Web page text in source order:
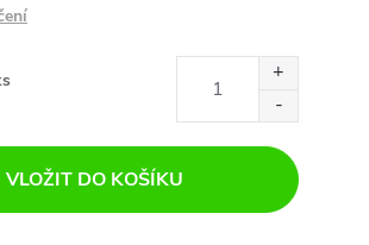
VLOŽIT DO KOŠÍKU